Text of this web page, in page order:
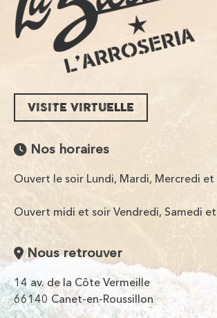
VISITE VIRTUELLE
Nos horaires
Ouvert le soir Lundi, Mardi, Mercredi et
Ouvert midi et soir Vendredi, Samedi
Nous retrouver
14 av. de la Côte Vermeille
66140 Canet-en-Roussillon